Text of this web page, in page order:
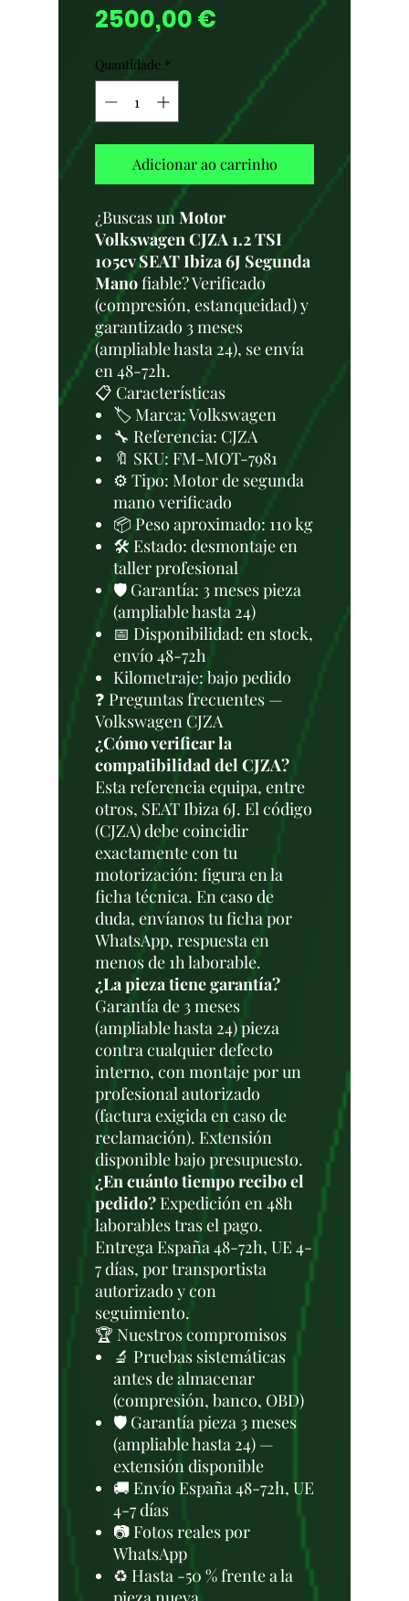
2500,00 €
Quantidade *
Adicionar ao carrinho
¿Buscas unMotor
Volkswagen CJZA 1.2 TSI
105cv SEAT Ibiza 6J Segunda
Manofiable? Verificado
(compresión, estanqueidad) y
garantizado 3 meses
(ampliable hasta 24), se envía
en 48-72h.
📋 Características
🏷️ Marca: Volkswagen
🔧 Referencia: CJZA
🔖 SKU: FM-MOT-7981
⚙️ Tipo: Motor de segunda
mano verificado
📦 Peso aproximado: 110 kg
🛠 Estado: desmontaje en
taller profesional
🛡️ Garantía: 3 meses pieza
(ampliable hasta 24)
📅 Disponibilidad: en stock,
envío 48-72h
Kilometraje: bajo pedido
❓ Preguntas frecuentes —
Volkswagen CJZA
¿Cómo verificar la
compatibilidad del CJZA?
Esta referencia equipa, entre
otros, SEAT Ibiza 6J. El código
(CJZA) debe coincidir
exactamente con tu
motorización: figura en la
ficha técnica. En caso de
duda, envíanos tu ficha por
WhatsApp, respuesta en
menos de 1h laborable.
¿La pieza tiene garantía?
Garantía de 3 meses
(ampliable hasta 24) pieza
contra cualquier defecto
interno, con montaje por un
profesional autorizado
(factura exigida en caso de
reclamación). Extensión
disponible bajo presupuesto.
¿En cuánto tiempo recibo el
pedido? Expedición en 48h
laborables tras el pago.
Entrega España 48-72h, UE 4-
7 días, por transportista
autorizado y con
seguimiento.
🏆 Nuestros compromisos
🔬 Pruebas sistemáticas
antes de almacenar
(compresión, banco, OBD)
🛡️ Garantía pieza 3 meses
(ampliable hasta 24) —
extensión disponible
🚚 Envío España 48-72h, UE
4-7 días
📷 Fotos reales por
WhatsApp
♻️ Hasta -50 % frente a la